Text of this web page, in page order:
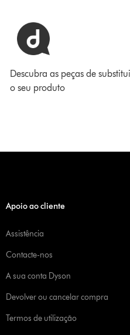
Descubra as peças de
o seu produto
Apoio ao cliente
Assistência
Contacte-nos
A sua conta Dyson
Devolver ou cancelar compra
Termos de utilização